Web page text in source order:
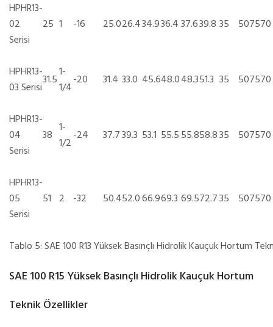
HPHR13-
02
Serisi
25 1 -16 25.026.434.936.437.639.8 35 507570
HPHR13-
03 Serisi31.51-
1/4-20 31.4 33.0 45.648.048.351.3 35 507570
HPHR13-
04
Serisi
38 1-
1/2-24 37.739.3 53.1 55.555.858.835 507570
HPHR13-
05
Serisi
51 2 -32 50.452.066.969.3 69.572.735 507570
Tablo 5: SAE 100 R13 Yüksek Basınçlı Hidrolik Kauçuk Hortum
SAE 100 R15 Yüksek Basınçlı Hidrolik Kauçuk Hortum
Teknik Özellikler